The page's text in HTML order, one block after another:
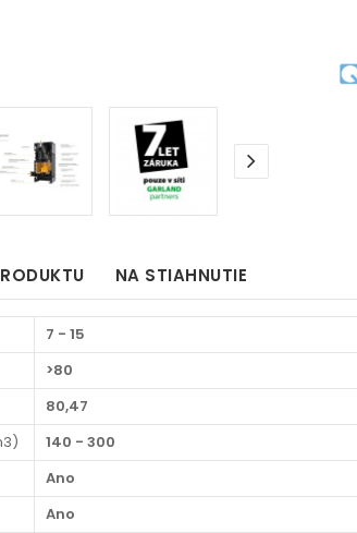
NA STIAHNUTIE
7 - 15
>80
80,47
140 - 300
Ano
Ano